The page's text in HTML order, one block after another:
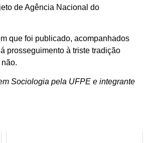
de Agência Nacional do
que foi publicado, acompanhados
prosseguimento à triste tradição
Sociologia pela UFPE e integrante